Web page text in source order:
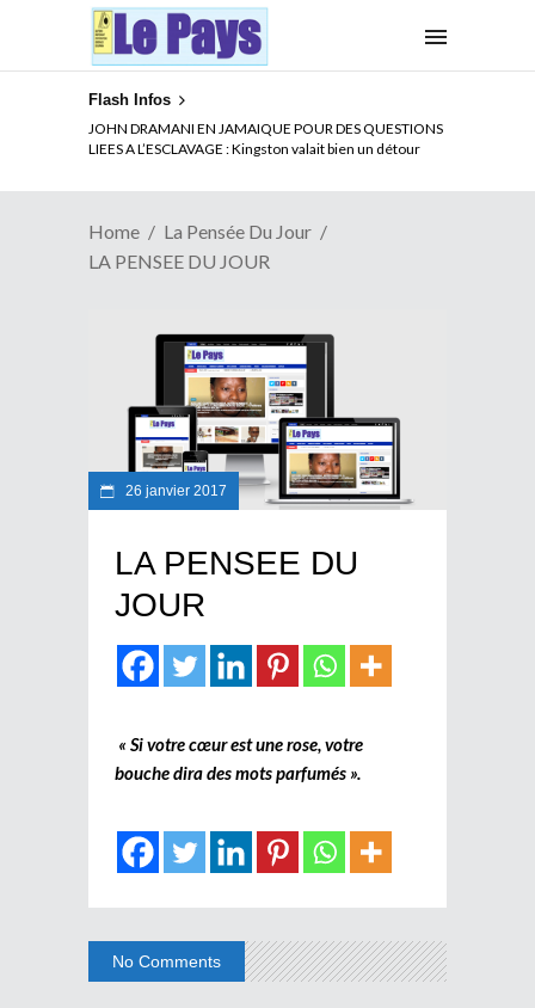
Flash Infos
JOHN DRAMANI EN JAMAIQUE POUR DES QUESTIONS
LIEES A L’ESCLAVAGE : Kingston valait bien un détour
Home
La Pensée Du Jour
LA PENSEE DU JOUR
26 janvier 2017
LA PENSEE DU
JOUR
« Si votre cœur est une rose, votre
bouche dira des mots parfumés ».
No Comments